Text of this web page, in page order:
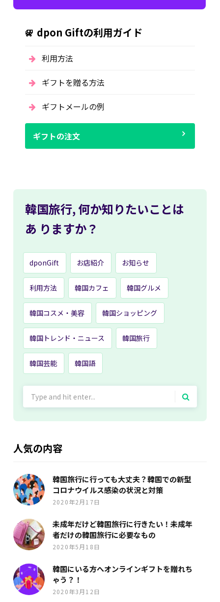
dpon Giftの利用ガイド
利用方法
ギフトを贈る方法
ギフトメールの例
ギフトの注文
韓国旅行, 何か知りたいことは
あ りますか？
dponGift お店紹介 お知らせ
利用方法 韓国カフェ 韓国グルメ
韓国コスメ・美容 韓国ショッピング
韓国トレンド・ニュース 韓国旅行
韓国芸能 韓国語
人気の内容
韓国旅行に行っても大丈夫？韓国での新型
コロナウイルス感染の状況と対策
2020年2月17日
未成年だけど韓国旅行に行きたい！未成年
者だけの韓国旅行に必要なもの
2020年5月18日
韓国にいる方へオンラインギフトを贈れち
ゃう？！
2020年3月12日